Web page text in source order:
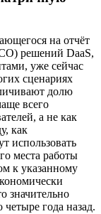
на отчёт
решений DaaS,
уже сейчас
сценариях
долю
всего
а не как
как
использовать
места работы
к указанному
значительно
года назад.